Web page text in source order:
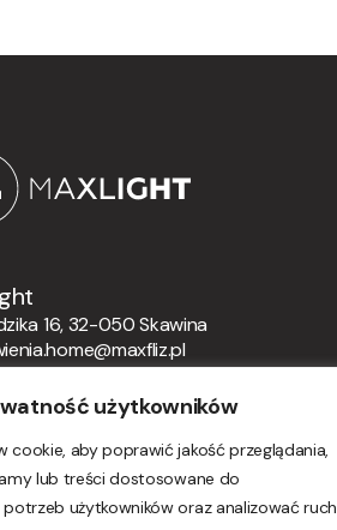
użytkowników
cookie, aby poprawić jakość przeglądania,
lub treści dostosowane do
użytkowników oraz analizować ruch
16, 32-050 Skawina
12 164